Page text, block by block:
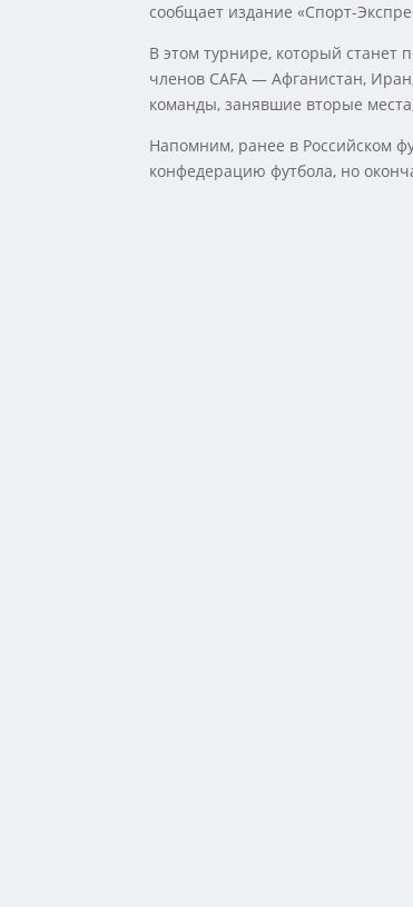
сообщает издание «Спорт-
В этом турнире, который
членов CAFA — Афганистан,
команды, занявшие вторые
Напомним, ранее в Российском
конфедерацию футбола, но